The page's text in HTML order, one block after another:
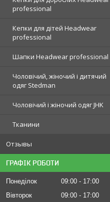
professional
Кепки для дітей Headwear
professional
Шапки Headwear professional
Чоловічий, жіночий і дитячий
одяг Stedman
Чоловічий і жіночий одяг JHK
Тканини
Отзывы
ГРАФІК РОБОТИ
Понеділок 09:00
17:00
Вівторок
09:00 17:00